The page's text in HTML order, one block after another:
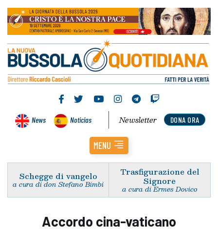
News Noticias DONA ORA
Newsletter
MENU
Schegge di vangelo
a cura di don Stefano Bimbi
Trasfigurazione del
Signore
a cura di Ermes Dovico
Accordo cina-vaticano